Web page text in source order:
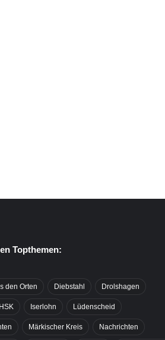
Topthemen:
den Orten Diebstahl Drolshagen
HSK Iserlohn Lüdenscheid
Märkischer Kreis Nachrichten